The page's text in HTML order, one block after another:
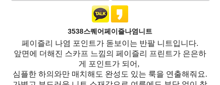
3538스퀘어페이즐나염니트
페이즐리 나염 포인트가 돋보이는 반팔 니트입니다.
앞면에 더해진 스카프 느낌의 페이즐리 프린트가 은은하
게 포인트가 되어,
심플한 하의와만 매치해도 완성도 있는 룩을 연출해줘요.